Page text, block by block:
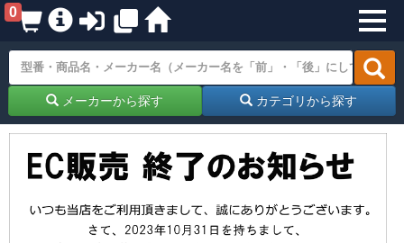
0
メーカーから探す カテゴリから探す